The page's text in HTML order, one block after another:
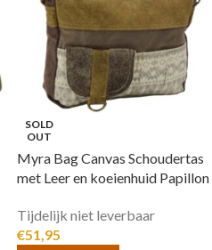
SOLD
OUT
Myra Bag Canvas Schoudertas
met Leer en koeienhuid Papillon
Tijdelijk niet leverbaar
€51,95